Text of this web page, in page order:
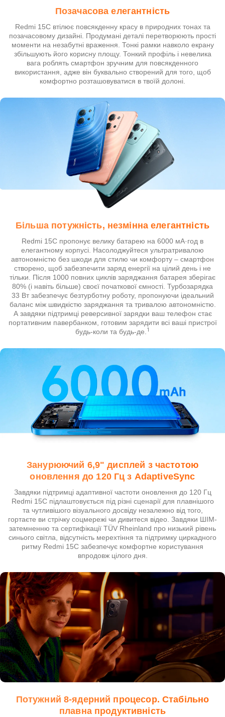
Позачасова елегантність
Redmi 15C втілює повсякденну красу в природних тонах та
позачасовому дизайні. Продумані деталі перетворюють прості
моменти на незабутні враження. Тонкі рамки навколо екрану
збільшують його корисну площу. Тонкий профіль і невелика
вага роблять смартфон зручним для повсякденного
використання, адже він буквально створений для того, щоб
комфортно розташовуватися в твоїй долоні.
Більша потужність, незмінна елегантність
Redmi 15C пропонує велику батарею на 6000 мА·год в
елегантному корпусі. Насолоджуйтеся ультратривалою
автономністю без шкоди для стилю чи комфорту – смартфон
створено, щоб забезпечити заряд енергії на цілий день і не
тільки. Після 1000 повних циклів заряджання батарея зберігає
80% (і навіть більше) своєї початкової ємності. Турбозарядка
33 Вт забезпечує безтурботну роботу, пропонуючи ідеальний
баланс між швидкістю заряджання та тривалою автономністю.
А завдяки підтримці реверсивної зарядки ваш телефон стає
портативним павербанком, готовим зарядити всі ваші пристрої
будь-коли та будь-де. 1
Занурюючий 6,9" дисплей з частотою
оновлення до 120 Гц з AdaptiveSync
Завдяки підтримці адаптивної частоти оновлення до 120 Гц
Redmi 15C підлаштовується під різні сценарії для плавнішого
та чутливішого візуального досвіду незалежно від того,
гортаєте ви стрічку соцмережі чи дивитеся відео. Завдяки ШІМ-
затемненню та сертифікації TÜV Rheinland про низький рівень
синього світла, відсутність мерехтіння та підтримку циркадного
ритму Redmi 15C забезпечує комфортне користування
впродовж цілого дня.
Потужний 8-ядерний процесор. Стабільно
плавна продуктивність